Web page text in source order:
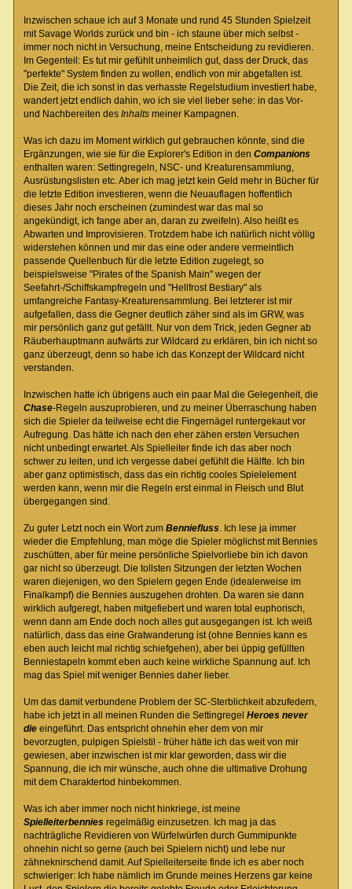
Inzwischen schaue ich auf 3 Monate und rund 45 Stunden Spielzeit
mit Savage Worlds zurück und bin - ich staune über mich selbst -
immer noch nicht in Versuchung, meine Entscheidung zu revidieren.
Im Gegenteil: Es tut mir gefühlt unheimlich gut, dass der Druck, das
"perfekte" System finden zu wollen, endlich von mir abgefallen ist.
Die Zeit, die ich sonst in das verhasste Regelstudium investiert habe,
wandert jetzt endlich dahin, wo ich sie viel lieber sehe: in das Vor-
und Nachbereiten des Inhaltsmeiner Kampagnen.
Was ich dazu im Moment wirklich gut gebrauchen könnte, sind die
Ergänzungen, wie sie für die Explorer's Edition in den Companions
enthalten waren: Settingregeln, NSC- und Kreaturensammlung,
Ausrüstungslisten etc. Aber ich mag jetzt kein Geld mehr in Bücher für
die letzte Edition investieren, wenn die Neuauflagen hoffentlich
dieses Jahr noch erscheinen (zumindest war das mal so
angekündigt, ich fange aber an, daran zu zweifeln). Also heißt es
Abwarten und Improvisieren. Trotzdem habe ich natürlich nicht völlig
widerstehen können und mir das eine oder andere vermeintlich
passende Quellenbuch für die letzte Edition zugelegt, so
beispielsweise "Pirates of the Spanish Main" wegen der
Seefahrt-/Schiffskampfregeln und "Hellfrost Bestiary" als
umfangreiche Fantasy-Kreaturensammlung. Bei letzterer ist mir
aufgefallen, dass die Gegner deutlich zäher sind als im GRW, was
mir persönlich ganz gut gefällt. Nur von dem Trick, jeden Gegner ab
Räuberhauptmann aufwärts zur Wildcard zu erklären, bin ich nicht so
ganz überzeugt, denn so habe ich das Konzept der Wildcard nicht
verstanden.
Inzwischen hatte ich übrigens auch ein paar Mal die Gelegenheit, die
Chase-Regeln auszuprobieren, und zu meiner Überraschung haben
sich die Spieler da teilweise echt die Fingernägel runtergekaut vor
Aufregung. Das hätte ich nach den eher zähen ersten Versuchen
nicht unbedingt erwartet. Als Spielleiter finde ich das aber noch
schwer zu leiten, und ich vergesse dabei gefühlt die Hälfte. Ich bin
aber ganz optimistisch, dass das ein richtig cooles Spielelement
werden kann, wenn mir die Regeln erst einmal in Fleisch und Blut
übergegangen sind.
Zu guter Letzt noch ein Wort zum Benniefluss. Ich lese ja immer
wieder die Empfehlung, man möge die Spieler möglichst mit Bennies
zuschütten, aber für meine persönliche Spielvorliebe bin ich davon
gar nicht so überzeugt. Die tollsten Sitzungen der letzten Wochen
waren diejenigen, wo den Spielern gegen Ende (idealerweise im
Finalkampf) die Bennies auszugehen drohten. Da waren sie dann
wirklich aufgeregt, haben mitgefiebert und waren total euphorisch,
wenn dann am Ende doch noch alles gut ausgegangen ist. Ich weiß
natürlich, dass das eine Gratwanderung ist (ohne Bennies kann es
eben auch leicht mal richtig schiefgehen), aber bei üppig gefüllten
Benniestapeln kommt eben auch keine wirkliche Spannung auf. Ich
mag das Spiel mit weniger Bennies daher lieber.
Um das damit verbundene Problem der SC-Sterblichkeit abzufedern,
habe ich jetzt in all meinen Runden die Settingregel Heroes never
dieeingeführt. Das entspricht ohnehin eher dem von mir
bevorzugten, pulpigen Spielstil - früher hätte ich das weit von mir
gewiesen, aber inzwischen ist mir klar geworden, dass wir die
Spannung, die ich mir wünsche, auch ohne die ultimative Drohung
mit dem Charaktertod hinbekommen.
Was ich aber immer noch nicht hinkriege, ist meine
Spielleiterbennies regelmäßig einzusetzen. Ich mag ja das
nachträgliche Revidieren von Würfelwürfen durch Gummipunkte
ohnehin nicht so gerne (auch bei Spielern nicht) und lebe nur
zähneknirschend damit. Auf Spielleiterseite finde ich es aber noch
schwieriger: Ich habe nämlich im Grunde meines Herzens gar keine